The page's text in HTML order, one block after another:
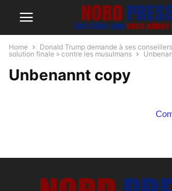
Home
Donald Trump demande à ses
solution finale » contre les musulmans
Unbenannt copy